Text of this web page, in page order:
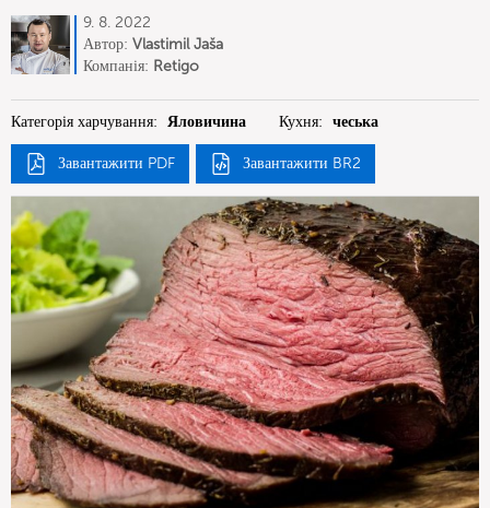
9. 8. 2022
Автор: Vlastimil Jaša
Компанія: Retigo
Категорія харчування: Яловичина Кухня: чеська
Завантажити PDF Завантажити BR2